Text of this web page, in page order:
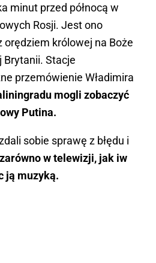
January 1, 2021
minut przed północą w
Rosji. Jest ono
królowej na Boże
Brytanii. Stacje
przemówienie Władimira
mogli zobaczyć
Putina.
sobie sprawę z błędu i
w telewizji, jak iw
ją muzyką.